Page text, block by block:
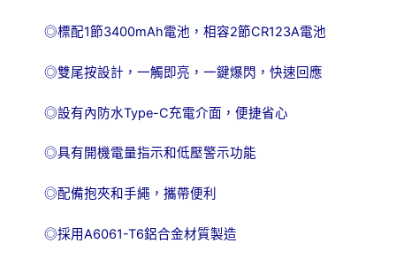
◎標配1節3400mAh電池，相容2節CR123A電池
◎雙尾按設計，一觸即亮，一鍵爆閃，快速回應
◎設有內防水Type-C充電介面，便捷省心
◎具有開機電量指示和低壓警示功能
◎配備抱夾和手繩，攜帶便利
◎採用A6061-T6鋁合金材質製造